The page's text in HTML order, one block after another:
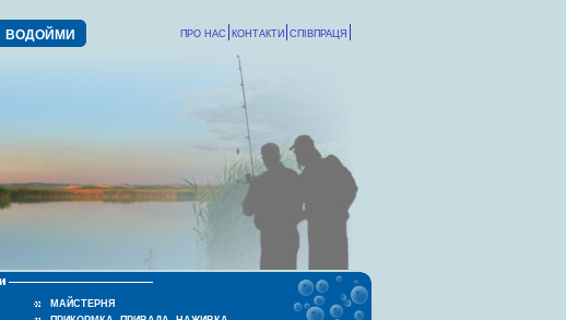
ВОДОЙМИ СПІВПРАЦЯ
КОНТАКТИ
ПРО НАС
МАЙСТЕРНЯ